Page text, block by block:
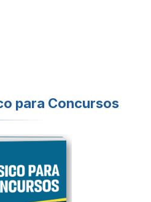
para Concursos